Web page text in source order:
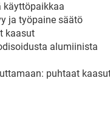
käyttöpaikkaa
ja työpaine säätö
kaasut
alumiinista
puhtaat